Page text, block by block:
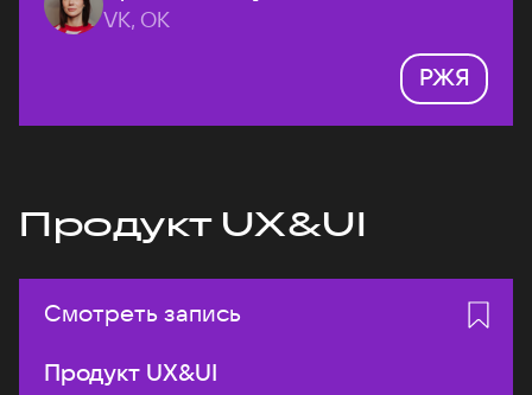
VK, ОК
РЖЯ
Продукт UX&UI
Смотреть запись
Продукт UX&UI